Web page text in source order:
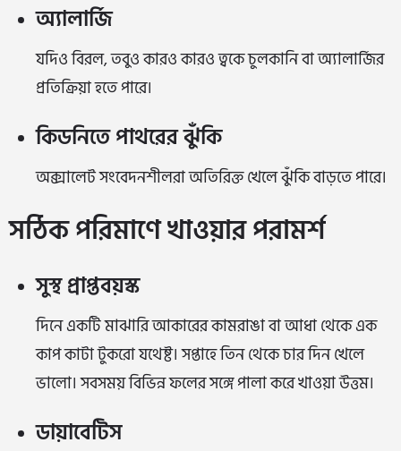
অ্যালার্জি
যদিও বিরল, তবুও কারও কারও ত্বকে চুলকানি বা অ্যালার্জির
প্রতিক্রিয়া হতে পারে।
কিডনিতে পাথরের ঝুঁকি
অক্সালেট সংবেদনশীলরা অতিরিক্ত খেলে ঝুঁকি বাড়তে পারে।
সঠিক পরিমাণে খাওয়ার পরামর্শ
সুস্থ প্রাপ্তবয়স্ক
দিনে একটি মাঝারি আকারের কামরাঙা বা আধা থেকে এক
কাপ কাটা টুকরো যথেষ্ট। সপ্তাহে তিন থেকে চার দিন খেলে
ভালো। সবসময় বিভিন্ন ফলের সঙ্গে পালা করে খাওয়া উত্তম।
ডায়াবেটিস